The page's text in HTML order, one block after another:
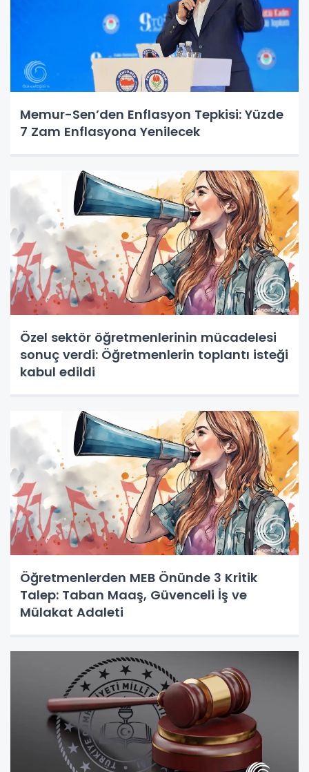
Memur-Sen’den Enflasyon Tepkisi: Yüzde
7 Zam Enflasyona Yenilecek
Özel sektör öğretmenlerinin mücadelesi
sonuç verdi: Öğretmenlerin toplantı isteği
kabul edildi
Öğretmenlerden MEB Önünde 3 Kritik
Talep: Taban Maaş, Güvenceli İş ve
Mülakat Adaleti